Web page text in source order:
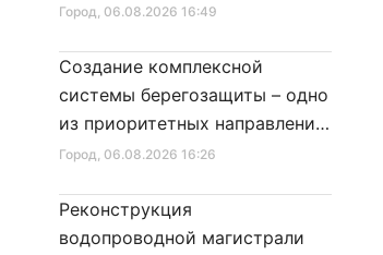
Город, 06.08.2026 16:49
Город, 06.08.2026 16:26
Создание комплексной
системы берегозащиты – одно
из приоритетных направлений
развития Петербурга
Реконструкция
водопроводной магистрали